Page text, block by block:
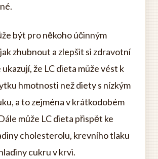
být pro někoho účinným
zhubnout a zlepšit si zdravotní
ukazují, že LC dieta může vést k
hmotnosti než diety s nízkým
a to zejména v krátkodobém
může LC dieta přispět ke
cholesterolu, krevního tlaku
cukru v krvi.